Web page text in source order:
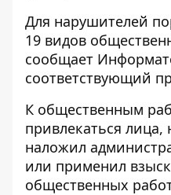
Для нарушителей
19 видов
сообщает
соответствующий
К общественным
привлекаться лица,
наложил
или применил
общественных